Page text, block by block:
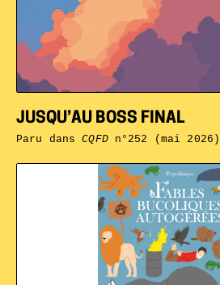
JUSQU’AU BOSS FINAL
Paru dansCQFDn°252 (mai 2026)